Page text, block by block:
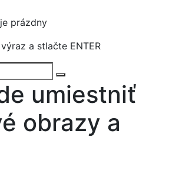
prázdny
a stlačte ENTER
umiestniť
obrazy a